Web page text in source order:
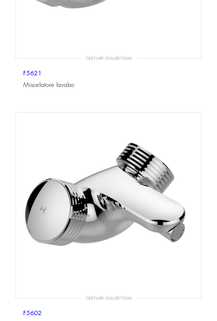
TEXTURE COLLECTION
F5621
Miscelatore lavabo
TEXTURE COLLECTION
F5602